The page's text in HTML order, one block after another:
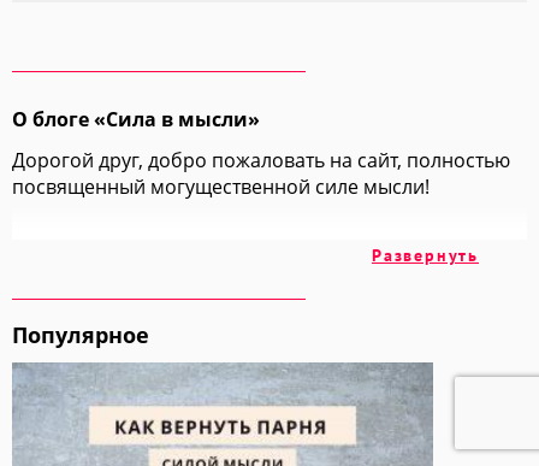
О блоге «Сила в мысли»
Дорогой друг, добро пожаловать на сайт, полностью
посвященный могущественной силе мысли!
множество техник и методик, позволяющих
Мы обратимся к огромному накопленному годами
опыту авторов, ученых и учителей, чтобы взять у них
самое ценное и самое лучшее.
Развернуть
Популярное